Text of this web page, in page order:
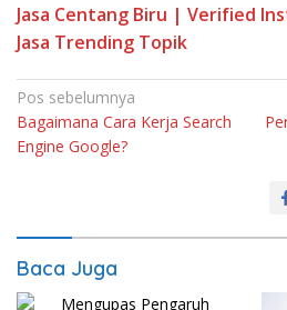
Jasa Centang Biru | Verified
Jasa Trending Topik
Pos sebelumnya
Bagaimana Cara Kerja Search
Engine Google?
Baca Juga